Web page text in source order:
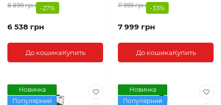
8 899 грн -27%
6 538 грн
До кошикаКупить
11 999 грн -33%
7 999 грн
До кошикаКупить
Новинка
Популярний
Новинка
Популярний